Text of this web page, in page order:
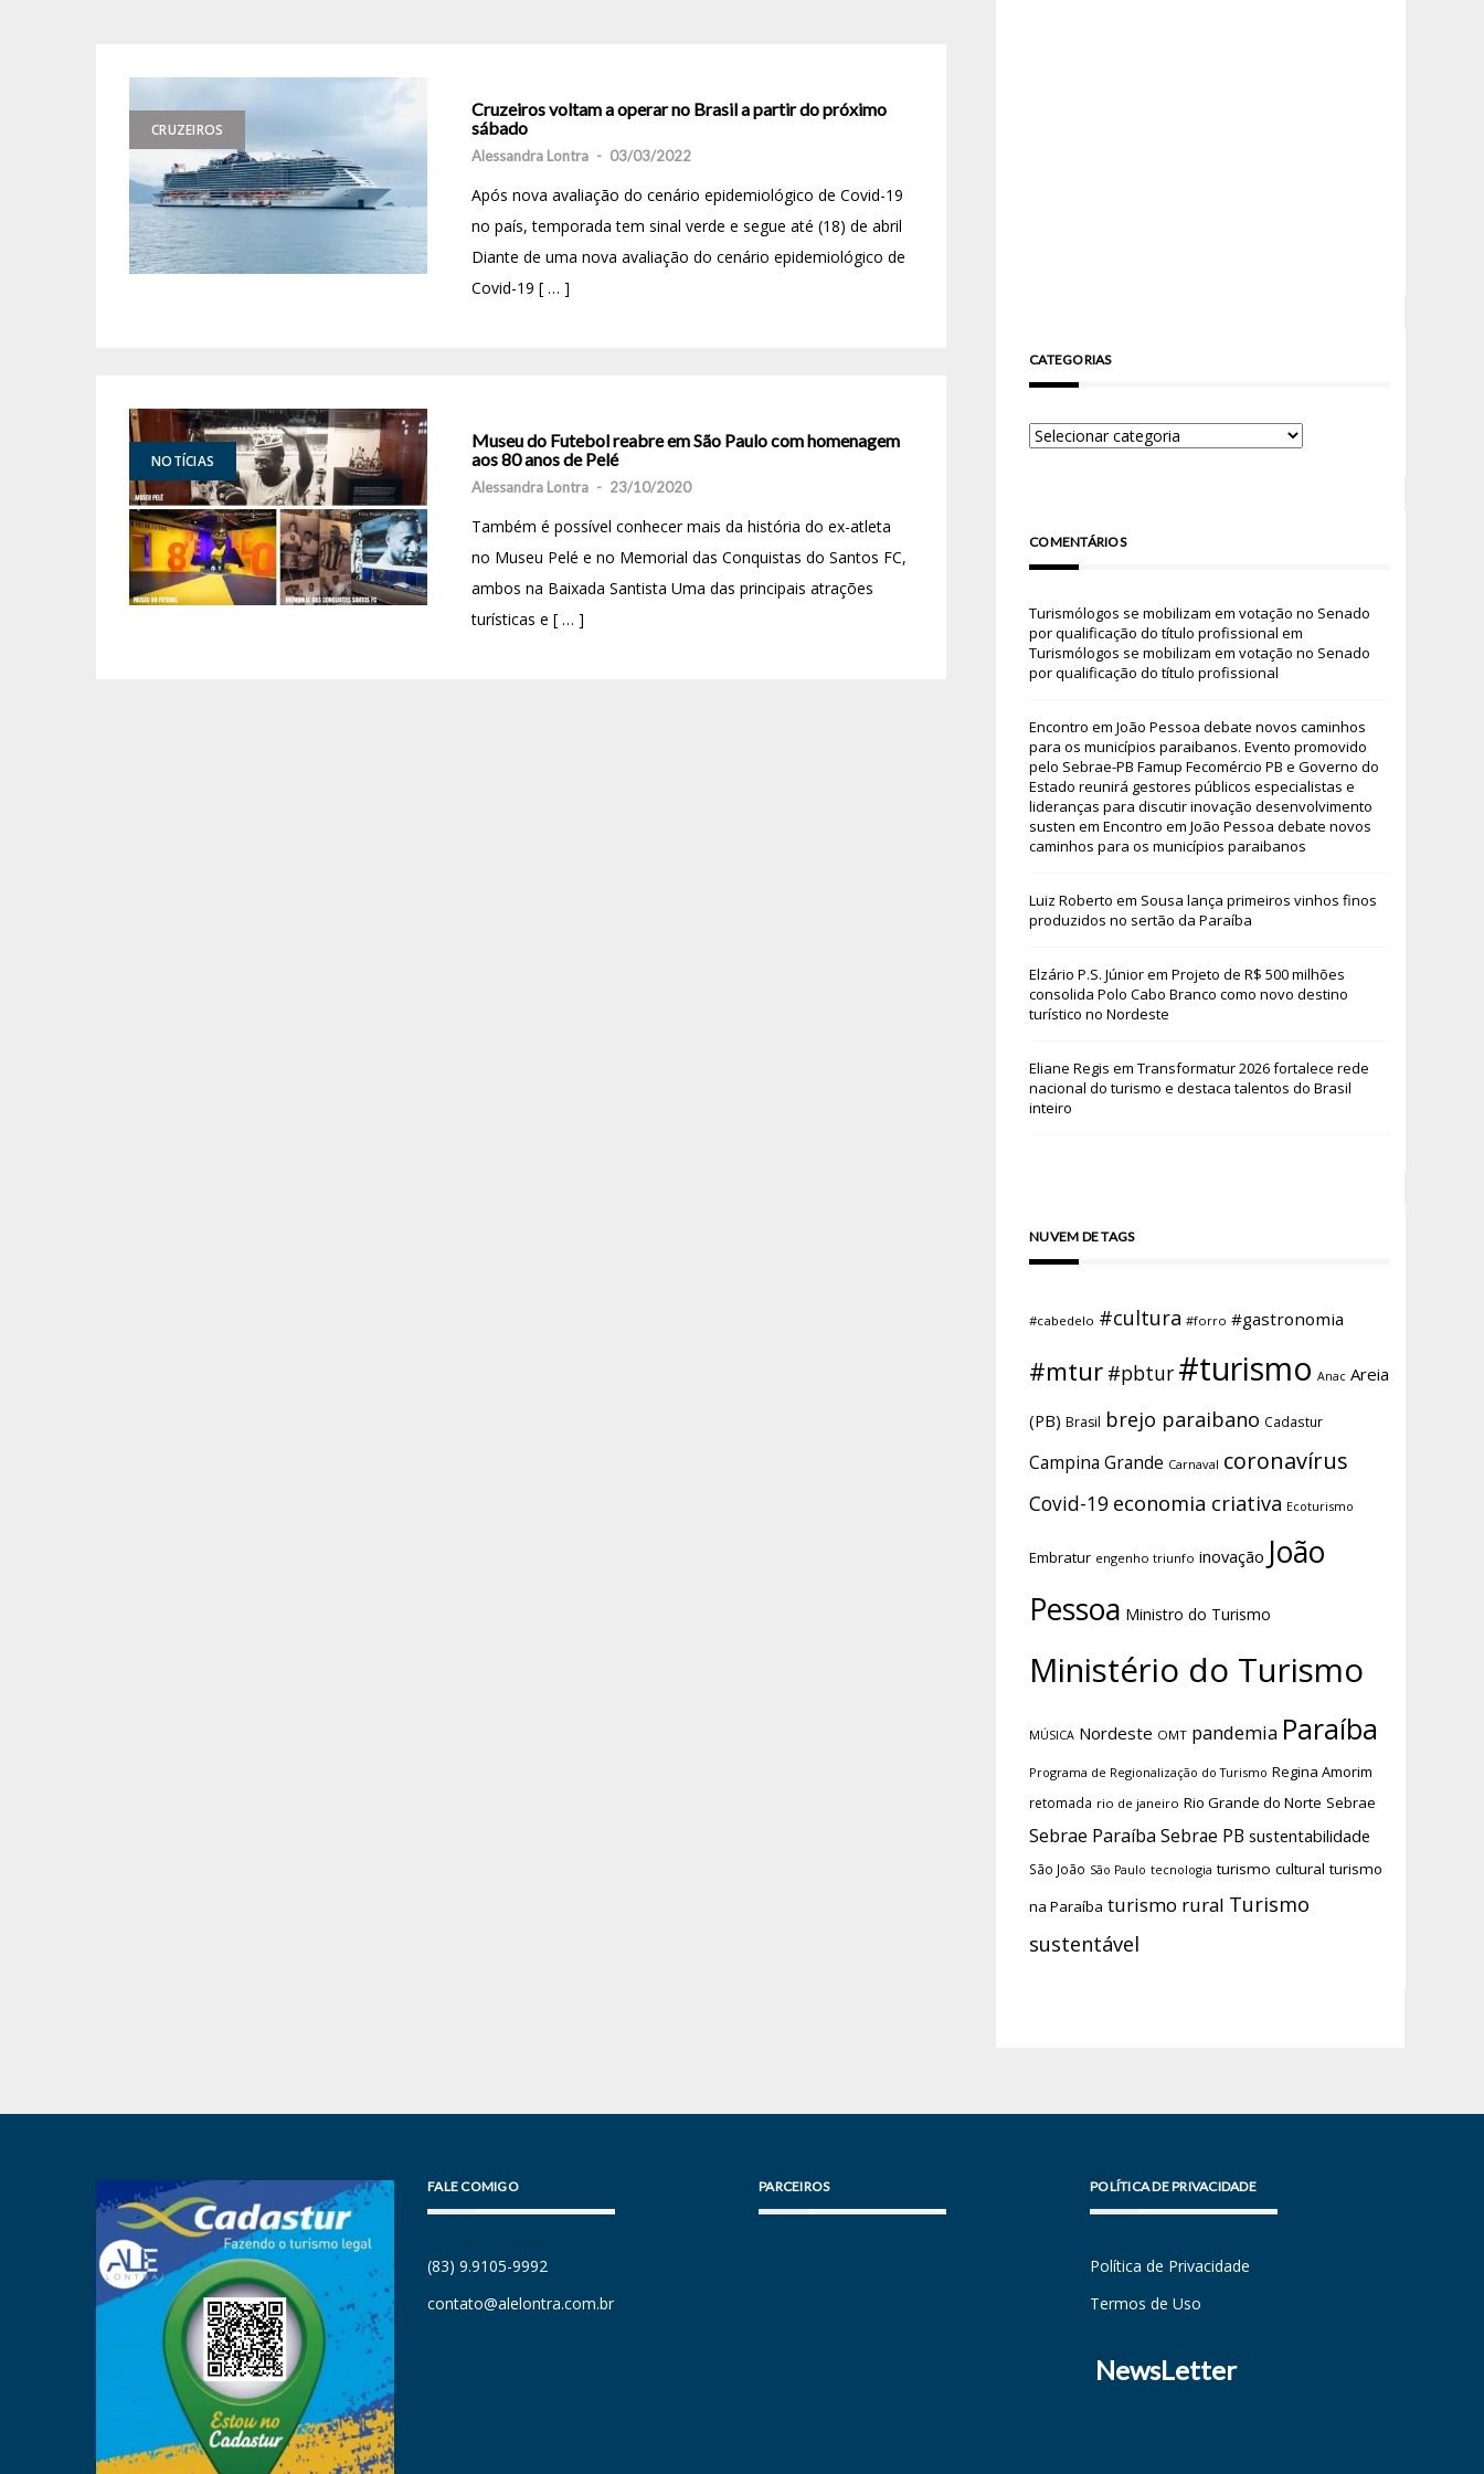
CRUZEIROS
Cruzeiros voltam a operar no Brasil a partir do próximo
sábado
Alessandra Lontra - 03/03/2022
Após nova avaliação do cenário epidemiológico de Covid-19
no país, temporada tem sinal verde e segue até (18) de abril
Diante de uma nova avaliação do cenário epidemiológico de
Covid-19 [ … ]
NOTÍCIAS
Museu do Futebol reabre em São Paulo com homenagem
aos 80 anos de Pelé
Alessandra Lontra - 23/10/2020
Também é possível conhecer mais da história do ex-atleta
no Museu Pelé e no Memorial das Conquistas do Santos FC,
ambos na Baixada Santista Uma das principais atrações
turísticas e [ … ]
CATEGORIAS
COMENTÁRIOS
Turismólogos se mobilizam em votação no Senado
por qualificação do título profissional em
Turismólogos se mobilizam em votação no Senado
por qualificação do título profissional
Encontro em João Pessoa debate novos caminhos
para os municípios paraibanos. Evento promovido
pelo Sebrae-PB Famup Fecomércio PB e Governo do
Estado reunirá gestores públicos especialistas e
lideranças para discutir inovação desenvolvimento
susten em Encontro em João Pessoa debate novos
caminhos para os municípios paraibanos
Luiz Roberto em Sousa lança primeiros vinhos finos
produzidos no sertão da Paraíba
Elzário P.S. Júniorem Projeto de R$ 500 milhões
consolida Polo Cabo Branco como novo destino
turístico no Nordeste
Eliane Regis em Transformatur 2026 fortalece rede
nacional do turismo e destaca talentos do Brasil
inteiro
NUVEM DE TAGS
#cabedelo #cultura #forro #gastronomia
#mtur #pbtur #turismo Anac Areia
(PB) Brasil brejo paraibano Cadastur
Campina Grande Carnaval coronavírus
Covid-19 economia criativa Ecoturismo
Embratur engenho triunfo inovação João
Pessoa Ministro do Turismo
Ministério do Turismo
MÚSICA Nordeste OMT pandemia Paraíba
Programa de Regionalização do Turismo Regina Amorim
retomada rio de janeiro Rio Grande do Norte Sebrae
Sebrae Paraíba Sebrae PB sustentabilidade
São João São Paulo tecnologia turismo cultural turismo
na Paraíba turismo rural Turismo
sustentável
FALE COMIGO
(83) 9.9105-9992
contato@alelontra.com.br
PARCEIROS POLÍTICA DE PRIVACIDADE
Política de Privacidade
Termos de Uso
NewsLetter